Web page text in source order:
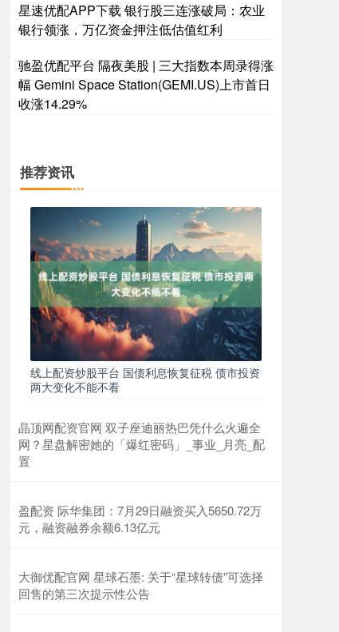
星速优配APP下载 银行股三连涨破局：农业
银行领涨，万亿资金押注低估值红利
驰盈优配平台 隔夜美股 | 三大指数本周录得涨
幅 Gemini Space Station(GEMI.US)上市首日
收涨14.29%
推荐资讯
线上配资炒股平台 国债利息恢复征税 债市投资
两大变化不能不看
晶顶网配资官网 双子座迪丽热巴凭什么火遍全
网？星盘解密她的「爆红密码」_事业_月亮_配
置
盈配资 际华集团：7月29日融资买入5650.72万
元，融资融券余额6.13亿元
大御优配官网 星球石墨: 关于“星球转债”可选择
回售的第三次提示性公告